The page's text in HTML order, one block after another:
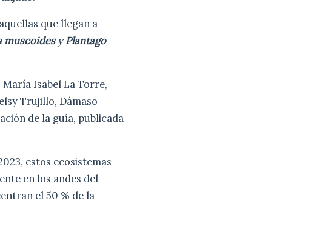
que llegan a
muscoidesyPlantago
María Isabel La Torre,
Trujillo, Dámaso
de la guía, publicada
estos ecosistemas
en los andes del
el 50 % de la